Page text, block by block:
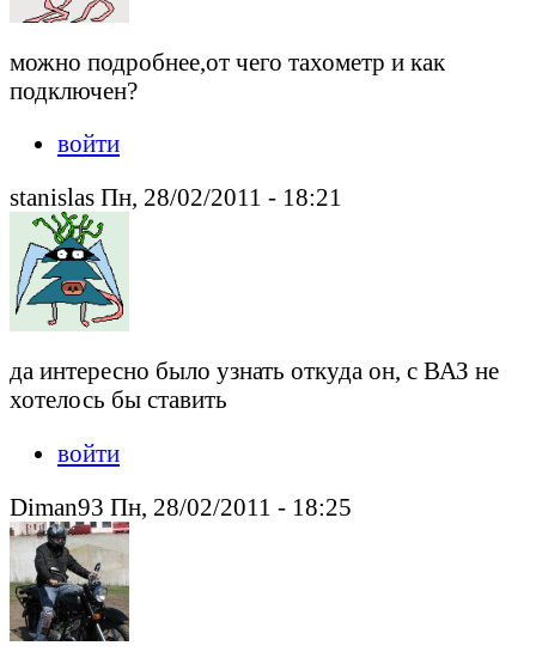
можно подробнее,от чего тахометр и как
подключен?
войти
stanislas Пн, 28/02/2011 - 18:21
да интересно было узнать откуда он, с ВАЗ не
хотелось бы ставить
войти
Diman93 Пн, 28/02/2011 - 18:25